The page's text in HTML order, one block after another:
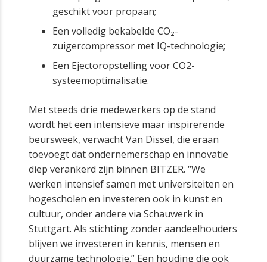
geschikt voor propaan;
Een volledig bekabelde CO₂-
zuigercompressor met IQ-technologie;
Een Ejectoropstelling voor CO2-
systeemoptimalisatie.
Met steeds drie medewerkers op de stand
wordt het een intensieve maar inspirerende
beursweek, verwacht Van Dissel, die eraan
toevoegt dat ondernemerschap en innovatie
diep verankerd zijn binnen BITZER. “We
werken intensief samen met universiteiten en
hogescholen en investeren ook in kunst en
cultuur, onder andere via Schauwerk in
Stuttgart. Als stichting zonder aandeelhouders
blijven we investeren in kennis, mensen en
duurzame technologie.” Een houding die ook